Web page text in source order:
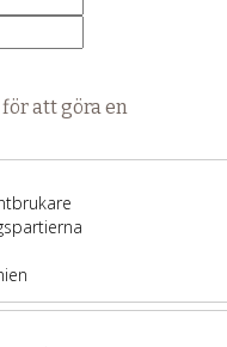
att göra en